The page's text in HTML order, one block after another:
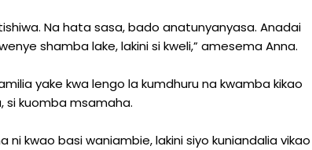
Na hata sasa, bado anatunyanyasa. Anadai
shamba lake, lakini si kweli,” amesema Anna.
yake kwa lengo la kumdhuru na kwamba kikao
si kuomba msamaha.
ni kwao basi waniambie, lakini siyo kuniandalia vikao